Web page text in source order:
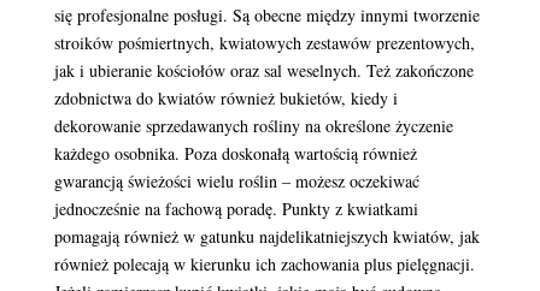
się profesjonalne posługi. Są obecne między innymi tworzenie
stroików pośmiertnych, kwiatowych zestawów prezentowych,
jak i ubieranie kościołów oraz sal weselnych. Też zakończone
zdobnictwa do kwiatów również bukietów, kiedy i
dekorowanie sprzedawanych rośliny na określone życzenie
każdego osobnika. Poza doskonałą wartością również
gwarancją świeżości wielu roślin – możesz oczekiwać
jednocześnie na fachową poradę. Punkty z kwiatkami
pomagają również w gatunku najdelikatniejszych kwiatów, jak
również polecają w kierunku ich zachowania plus pielęgnacji.